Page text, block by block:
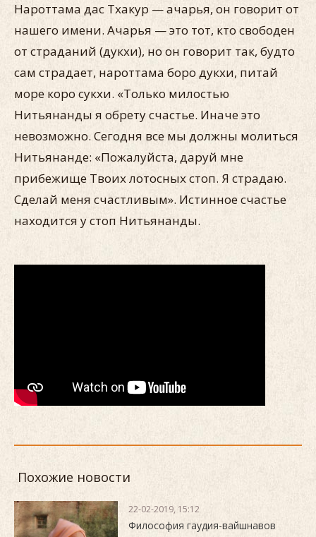
Нароттама дас Тхакур — ачарья, он говорит от
нашего имени. Ачарья — это тот, кто свободен
от страданий (дукхи), но он говорит так, будто
сам страдает, нароттама боро дукхи, питай
море коро сукхи. «Только милостью
Нитьянанды я обрету счастье. Иначе это
невозможно. Сегодня все мы должны молиться
Нитьянанде: «Пожалуйста, даруй мне
прибежище Твоих лотосных стоп. Я страдаю.
Сделай меня счастливым». Истинное счастье
находится у стоп Нитьянанды.
Похожие новости
22-02-2019, 15:12
Философия гаудия-вайшнавов